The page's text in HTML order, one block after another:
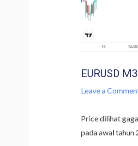
EURUSD
Leave a
Price dilihat
pada awal tahun